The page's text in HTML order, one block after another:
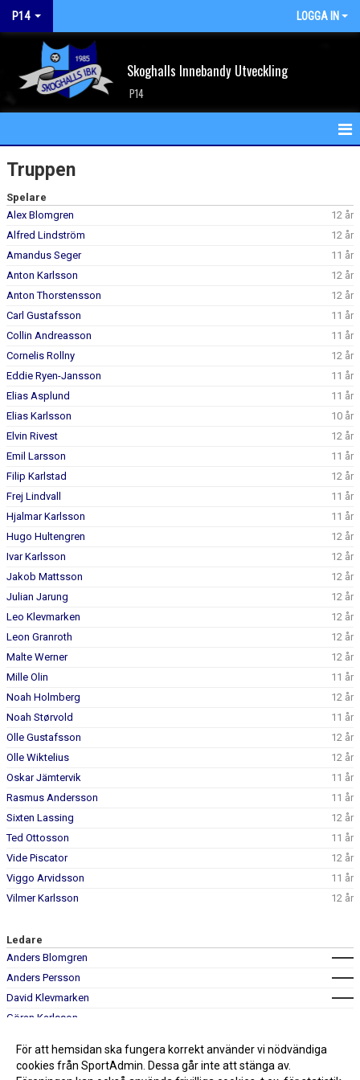
P14 LOGGA IN
Skoghalls Innebandy Utveckling
P14
HEM
NYHETER
KALENDER
TRUPPEN
BILDGALLERI
DOKUMENT
KONTAKT
Truppen
Spelare
Alex Blomgren
12 år
Alfred Lindström
12 år
Amandus Seger
11 år
Anton Karlsson
12 år
Anton Thorstensson
12 år
Carl Gustafsson
11 år
Collin Andreasson
11 år
Cornelis Rollny
12 år
Eddie Ryen-Jansson
11 år
Elias Asplund
11 år
Elias Karlsson
10 år
Elvin Rivest
12 år
Emil Larsson
11 år
Filip Karlstad
12 år
Frej Lindvall
11 år
Hjalmar Karlsson
11 år
Hugo Hultengren
12 år
Ivar Karlsson
12 år
Jakob Mattsson
12 år
Julian Jarung
12 år
Leo Klevmarken
12 år
Leon Granroth
12 år
Malte Werner
12 år
Mille Olin
11 år
Noah Holmberg
12 år
Noah Størvold
11 år
Olle Gustafsson
12 år
Olle Wiktelius
12 år
Oskar Jämtervik
11 år
Rasmus Andersson
11 år
Sixten Lassing
12 år
Ted Ottosson
11 år
Vide Piscator
12 år
Viggo Arvidsson
11 år
Vilmer Karlsson
12 år
Ledare
Anders Blomgren
Anders Persson
David Klevmarken
Göran Karlsson
Peter Gustafsson
För att hemsidan ska fungera korrekt använder vi nödvändiga
cookies från SportAdmin. Dessa går inte att stänga av.